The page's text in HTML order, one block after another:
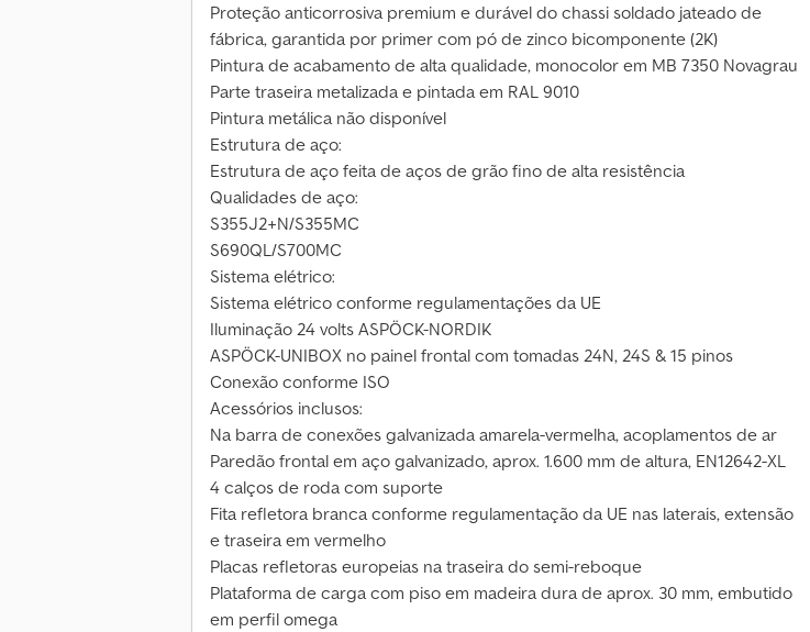
Proteção anticorrosiva premium e durável do chassi soldado jateado de
fábrica, garantida por primer com pó de zinco bicomponente (2K)
Pintura de acabamento de alta qualidade, monocolor em MB 7350 Novagrau
Parte traseira metalizada e pintada em RAL 9010
Pintura metálica não disponível
Estrutura de aço:
Estrutura de aço feita de aços de grão fino de alta resistência
Qualidades de aço:
S355J2+N/S355MC
S690QL/S700MC
Sistema elétrico:
Sistema elétrico conforme regulamentações da UE
Iluminação 24 volts ASPÖCK-NORDIK
ASPÖCK-UNIBOX no painel frontal com tomadas 24N, 24S & 15 pinos
Conexão conforme ISO
Acessórios inclusos:
Na barra de conexões galvanizada amarela-vermelha, acoplamentos de ar
Paredão frontal em aço galvanizado, aprox. 1.600 mm de altura, EN12642-XL
4 calços de roda com suporte
Fita refletora branca conforme regulamentação da UE nas laterais, extensão
e traseira em vermelho
Placas refletoras europeias na traseira do semi-reboque
Plataforma de carga com piso em madeira dura de aprox. 30 mm, embutido
em perfil omega